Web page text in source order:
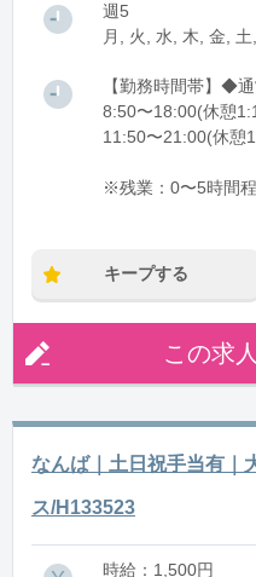
週5
月, 火, 水, 木, 金,
【勤務時間帯】◆
8:50〜18:00(休憩
11:50〜21:00(休憩
※残業：0〜5時間
キープする
この求
なんば｜土日祝手当有｜
ス/H133523
時給：1,500円